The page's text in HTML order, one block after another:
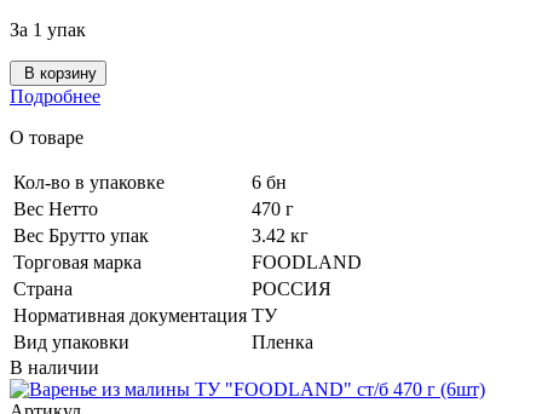
За 1 упак
В корзину
Подробнее
О товаре
Кол-во в упаковке
6 бн
Вес Нетто
470 г
Вес Брутто упак
3.42 кг
Торговая марка
FOODLAND
Страна
РОССИЯ
Нормативная документация ТУ
Вид упаковки
Пленка
В наличии